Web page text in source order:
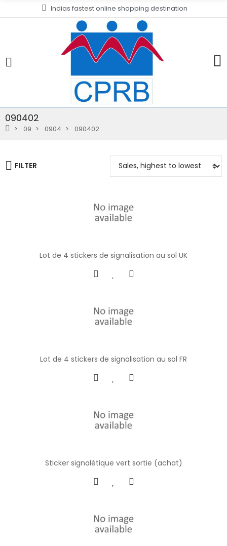
Indias fastest online shopping destination
090402
09 0904 090402
FILTER
Lot de 4 stickers de signalisation au sol UK
Lot de 4 stickers de signalisation au sol FR
Sticker signalétique vert sortie (achat)